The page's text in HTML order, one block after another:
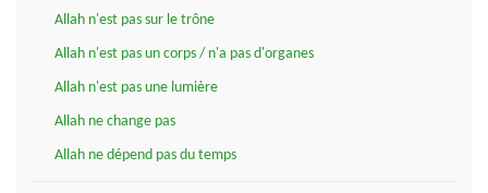
Allah n'est pas sur le trône
Allah n'est pas un corps / n'a pas d'organes
Allah n'est pas une lumière
Allah ne change pas
Allah ne dépend pas du temps